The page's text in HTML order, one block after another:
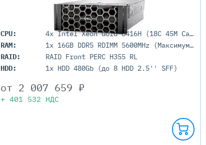
CPU:
4x Intel Xeon Gold 6416H (18C 45M Cache 2.20 GHz)
RAM:
1x 16GB DDR5 RDIMM 5600MHz (Максимум 16 TB 64 DIMM порта)
RAID:
RAID Front PERC H355 RL
HDD:
1x HDD 480Gb (до 8 HDD 2.5'' SFF)
от 2 007 659 ₽
+ 401 532 НДС